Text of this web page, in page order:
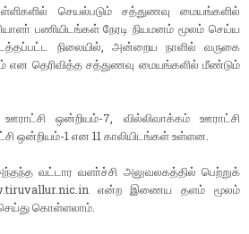
செயல்படும் சத்துணவு மையங்களில்
பணியிடங்கள் நேரடி நியமனம் மூலம் செய்ய
நிலையில், அன்றைய நாளில் வருகை
என தெரிவித்த சத்துணவு மையங்களில் மீண்டும்
ஒன்றியம்-7, வில்லிவாக்கம் ஊராட்சி
ஒன்றியம்-1 என 11 காலியிடங்கள் உள்ளன.
வட்டார வளா்ச்சி அலுவலகத்தில் பெற்றுக்
என்ற இணைய தளம் மூலம்
கொள்ளலாம்.